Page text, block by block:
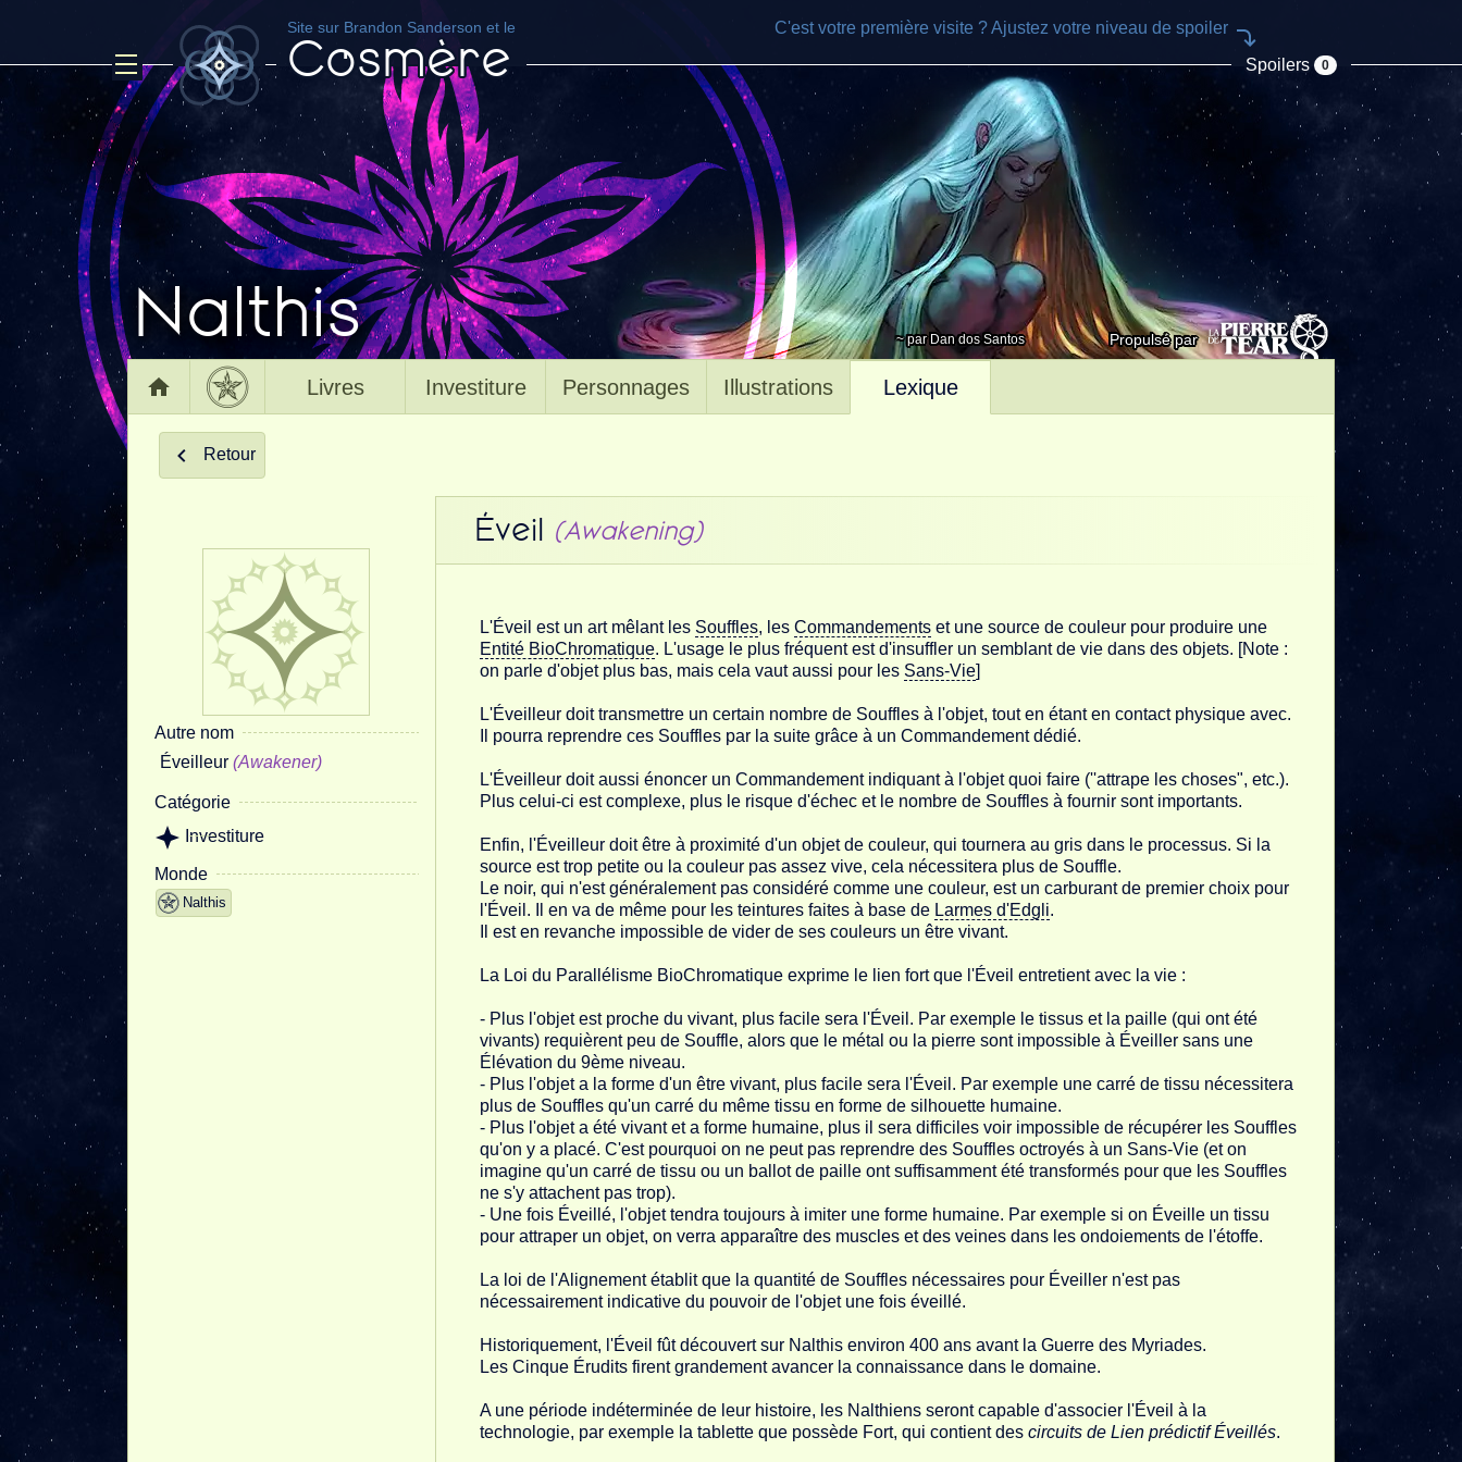
Site sur Brandon Sanderson et le
Cosmère
C'est votre première visite ? Ajustez votre niveau de spoiler
Spoilers
0
Nalthis Propulsé par
~ par Dan dos Santos
Accueil
Page principale
Livres Investiture Personnages Illustrations Lexique
Retour
Autre nom
Éveilleur (Awakener)
Catégorie
Investiture
Monde
Nalthis
Éveil (Awakening)
L'Éveil est un art mêlant les Souffles, les Commandementset une source de couleur pour produire une
Entité BioChromatique. L'usage le plus fréquent est d'insuffler un semblant de vie dans des objets. [Note :
on parle d'objet plus bas, mais cela vaut aussi pour les Sans-Vie]
L'Éveilleur doit transmettre un certain nombre de Souffles à l'objet, tout en étant en contact physique avec.
Il pourra reprendre ces Souffles par la suite grâce à un Commandement dédié.
L'Éveilleur doit aussi énoncer un Commandement indiquant à l'objet quoi faire (''attrape les choses", etc.).
Plus celui-ci est complexe, plus le risque d'échec et le nombre de Souffles à fournir sont importants.
Enfin, l'Éveilleur doit être à proximité d'un objet de couleur, qui tournera au gris dans le processus. Si la
source est trop petite ou la couleur pas assez vive, cela nécessitera plus de Souffle.
Le noir, qui n'est généralement pas considéré comme une couleur, est un carburant de premier choix pour
l'Éveil. Il en va de même pour les teintures faites à base de Larmes d'Edgli.
Il est en revanche impossible de vider de ses couleurs un être vivant.
La Loi du Parallélisme BioChromatique exprime le lien fort que l'Éveil entretient avec la vie :
- Plus l'objet est proche du vivant, plus facile sera l'Éveil. Par exemple le tissus et la paille (qui ont été
vivants) requièrent peu de Souffle, alors que le métal ou la pierre sont impossible à Éveiller sans une
Élévation du 9ème niveau.
- Plus l'objet a la forme d'un être vivant, plus facile sera l'Éveil. Par exemple une carré de tissu nécessitera
plus de Souffles qu'un carré du même tissu en forme de silhouette humaine.
- Plus l'objet a été vivant et a forme humaine, plus il sera difficiles voir impossible de récupérer les Souffles
qu'on y a placé. C'est pourquoi on ne peut pas reprendre des Souffles octroyés à un Sans-Vie (et on
imagine qu'un carré de tissu ou un ballot de paille ont suffisamment été transformés pour que les Souffles
ne s'y attachent pas trop).
- Une fois Éveillé, l'objet tendra toujours à imiter une forme humaine. Par exemple si on Éveille un tissu
pour attraper un objet, on verra apparaître des muscles et des veines dans les ondoiements de l'étoffe.
La loi de l'Alignement établit que la quantité de Souffles nécessaires pour Éveiller n'est pas
nécessairement indicative du pouvoir de l'objet une fois éveillé.
Historiquement, l'Éveil fût découvert sur Nalthis environ 400 ans avant la Guerre des Myriades.
Les Cinque Érudits firent grandement avancer la connaissance dans le domaine.
A une période indéterminée de leur histoire, les Nalthiens seront capable d'associer l'Éveil à la
technologie, par exemple la tablette que possède Fort, qui contient des circuits de Lien prédictif Éveillés.